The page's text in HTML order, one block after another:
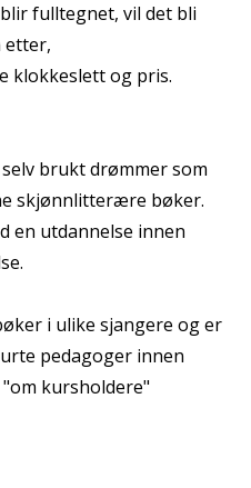
fulltegnet, vil det bli
etter,
klokkeslett og pris.
brukt drømmer som
skjønnlitterære bøker.
en utdannelse innen
i ulike sjangere og er
pedagoger innen
kursholdere"